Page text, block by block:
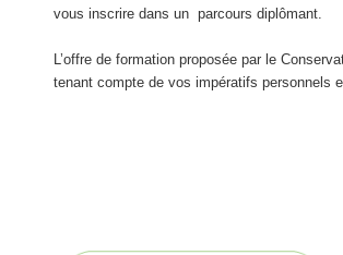
vous inscrire dans un parcours diplômant.
L’offre de formation proposée par le
tenant compte de vos impératifs personnels